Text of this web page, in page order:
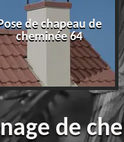
Pose de chapeau de
cheminée 64
de